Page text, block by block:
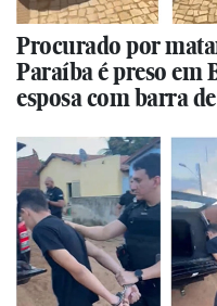
Procurado por
Paraíba é preso em
esposa com barra